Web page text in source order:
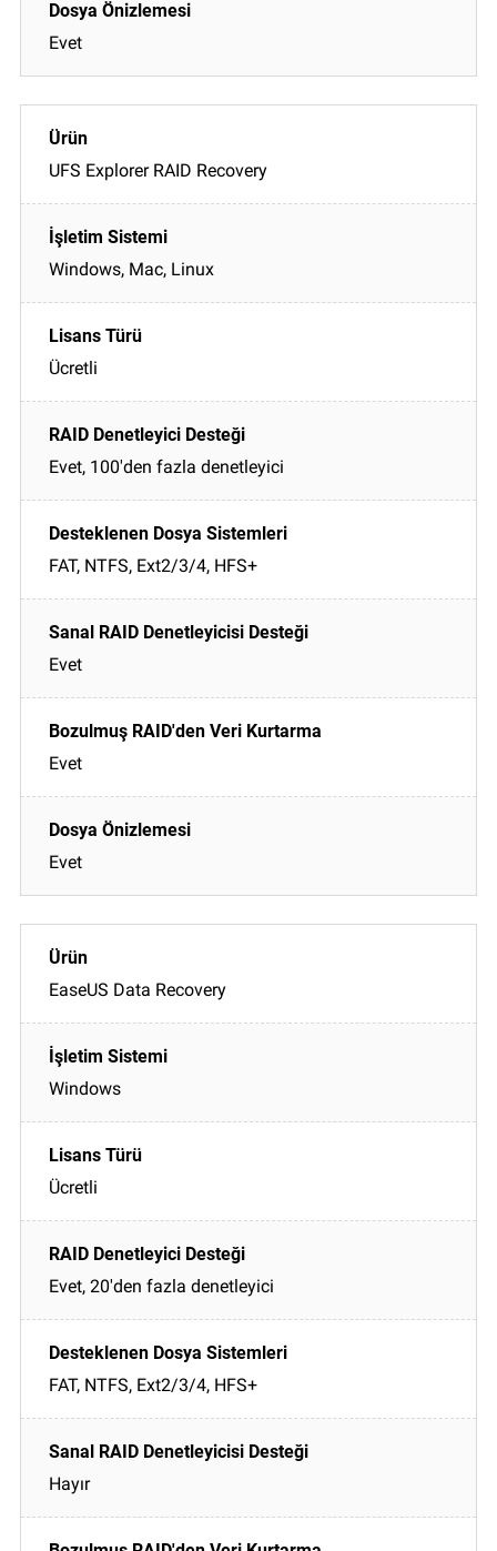
Evet
UFS Explorer RAID Recovery
Windows, Mac, Linux
Ücretli
Evet, 100'den fazla denetleyici
FAT, NTFS, Ext2/3/4, HFS+
Evet
Evet
Evet
EaseUS Data Recovery
Windows
Ücretli
Evet, 20'den fazla denetleyici
FAT, NTFS, Ext2/3/4, HFS+
Hayır